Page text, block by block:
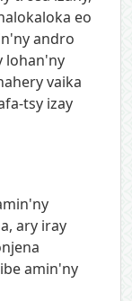
eo
andro
lohan'ny
vaika
tsy izay
ary iray
amin'ny